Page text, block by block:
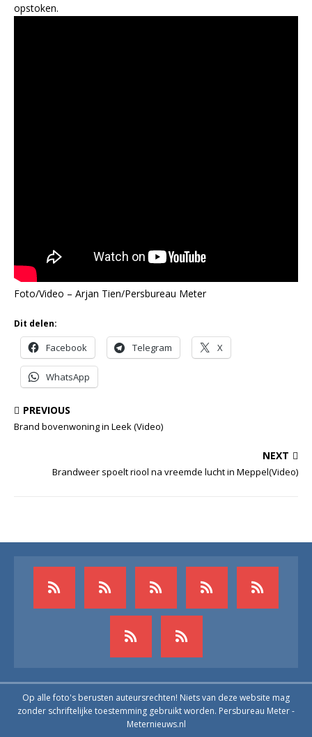
opstoken.
Foto/Video – Arjan Tien/Persbureau Meter
Dit delen:
Facebook Telegram X
WhatsApp
PREVIOUS
Brand bovenwoning in Leek (Video)
NEXT
Brandweer spoelt riool na vreemde lucht in Meppel(Video)
Op alle foto's berusten auteursrechten! Niets van deze website mag
zonder schriftelijke toestemming gebruikt worden. Persbureau Meter -
Meternieuws.nl